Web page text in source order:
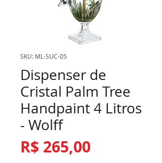
SKU: ML-SUC-05
Dispenser de
Cristal Palm Tree
Handpaint 4 Litros
- Wolff
R$ 265,00